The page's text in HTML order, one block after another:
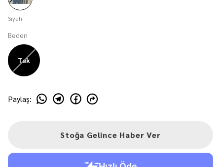
Siyah
Beden
Tek
Paylaş:
Stoğa Gelince Haber Ver